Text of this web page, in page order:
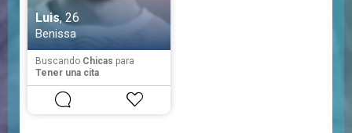
Luis, 26
Benissa
Buscando Chicas para
Tener una cita